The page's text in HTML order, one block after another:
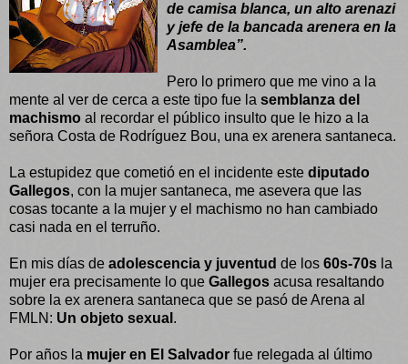
de camisa blanca, un alto arenazi
y jefe de la bancada arenera en la
Asamblea”.
Pero lo primero que me vino a la
mente al ver de cerca a este tipo fue la semblanza del
machismo al recordar el público insulto que le hizo a la
señora Costa de Rodríguez Bou, una ex arenera santaneca.
La estupidez que cometió en el incidente este diputado
Gallegos, con la mujer santaneca, me asevera que las
cosas tocante a la mujer y el machismo no han cambiado
casi nada en el terruño.
En mis días de adolescencia y juventud de los 60s-70s la
mujer era precisamente lo que Gallegos acusa resaltando
sobre la ex arenera santaneca que se pasó de Arena al
FMLN: Un objeto sexual .
Por años la mujer en El Salvador fue relegada al último